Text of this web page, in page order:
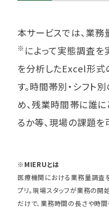
本サービスでは、業務
※ によって実態調査を
を分析したExcel形式
す。時間帯別・シフト
め、残業時間帯に誰
るか等、現場の課題を
※MIERUとは
医療機関における業務量調査
プリ。現場スタッフが業務の開
だけで、業務時間の長さや時